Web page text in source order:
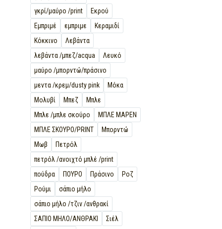
γκρί/μαύρο /print
Εκρού
Εμπριμέ
εμπριμε
Κεραμιδί
Κόκκινο
Λεβάντα
λεβάντα /μπεζ/acqua
Λευκό
μαύρο /μπορντώ/πράσινο
μεντα /κρεμ/dusty pink
Μόκα
Μολυβί
Μπεζ
Μπλε
Μπλε /μπλε σκούρο
ΜΠΛΕ ΜΑΡΕΝ
ΜΠΛΕ ΣΚΟΥΡΟ/PRINT
Μπορντώ
Μωβ
Πετρόλ
πετρόλ /ανοιχτό μπλέ /print
πούδρα
ΠΟΥΡΟ Πράσινο
Ροζ
Ρούμι
σάπιο μήλο
σάπιο μήλο /τζιν /ανθρακί
ΣΑΠΙΟ ΜΗΛΟ/ΑΝΘΡΑΚΙ
Σιέλ